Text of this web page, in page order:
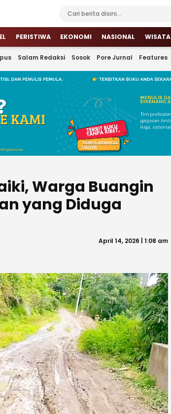
PERISTIWA EKONOMI NASIONAL WISATA
Salam Redaksi Sosok Pore Jurnal Features
Warga Buangin
yang Diduga
April 14, 2026 | 1:08 am